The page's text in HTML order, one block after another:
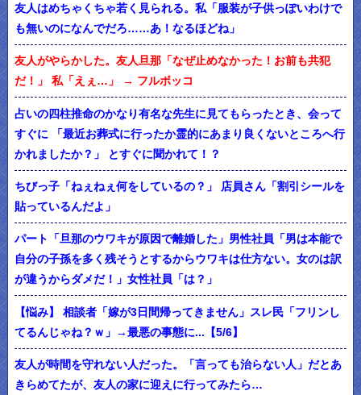
友人はめちゃくちゃ若く見られる。私「服装が子供っぽいわけで
も無いのになんでだろ……あ！なるほどね」
友人がやらかした。友人旦那「なぜ止めなかった！お前も共犯
だ！」 私「えぇ…」 → フルボッコ
占いの四柱推命のかなり有名な先生に見てもらったとき、会って
すぐに 「最近お葬式に行ったか霊的にあまり良くないところへ行
かれましたか？」 とすぐに聞かれて！？
ちびっ子「ねぇねぇ何をしているの？」 店員さん「割引シールを
貼っているんだよ」
パート「旦那のウワキが原因で離婚した」男性社員「男は本能で
自分の子孫を多く残そうとするからウワキは仕方ない。女のは訳
が違うからダメだ！」女性社員「は？」
【悩み】 相談者「嫁が3日間帰ってきません」スレ民「フリンし
てるんじゃね？ｗ」→最悪の事態に...【5/6】
友人が時間を守れない人だった。「言っても治らない人」だとあ
きらめてたが、友人の家に迎えに行ってみたら…